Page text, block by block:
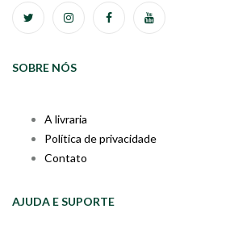
SOBRE NÓS
A livraria
Política de privacidade
Contato
AJUDA E SUPORTE